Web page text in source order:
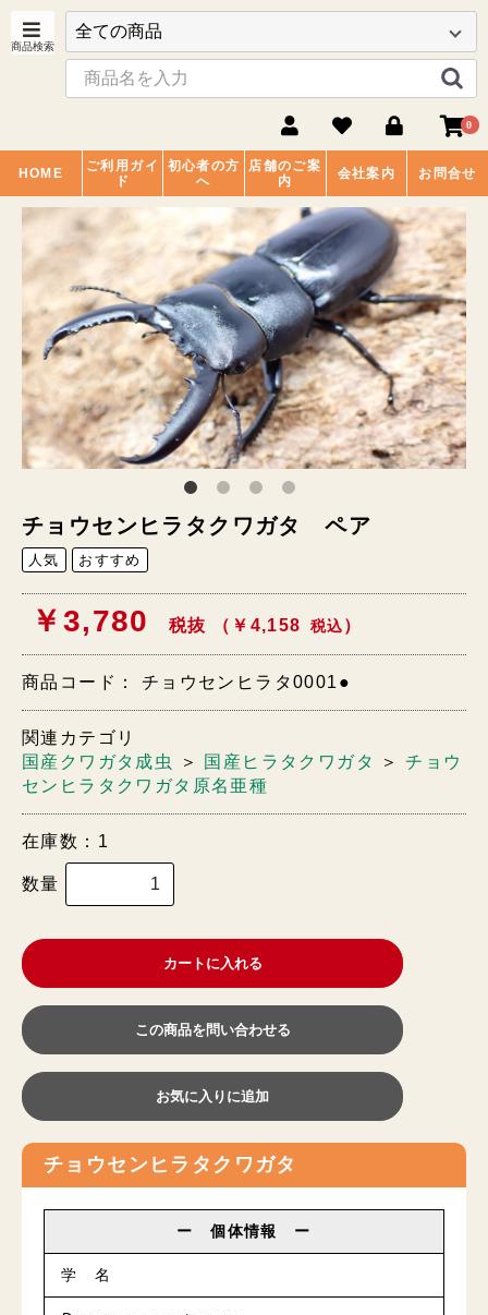
0
HOME
ご利用ガイ
ド
初心者の方
へ
店舗のご案
内
会社案内 お問合せ
チョウセンヒラタクワガタ ペア
人気 おすすめ
￥3,780 税抜 （￥4,158 税込）
商品コード： チョウセンヒラタ0001●
関連カテゴリ
国産クワガタ成虫
＞ 国産ヒラタクワガタ ＞
チョウ
センヒラタクワガタ原名亜種
在庫数：1
数量
カートに入れる
この商品を問い合わせる
お気に入りに追加
チョウセンヒラタクワガタ
ー 個体情報 ー
学 名